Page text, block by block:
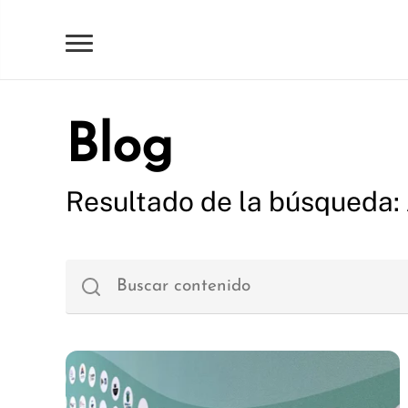
Blog
Resultado de la búsqueda: